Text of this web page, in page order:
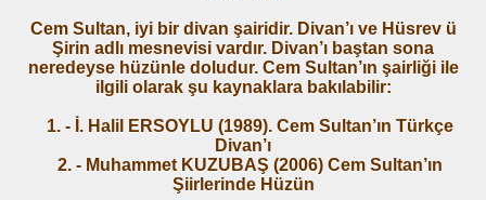
Cem Sultan, iyi bir divan şairidir. Divan’ı ve Hüsrev ü
Şirin adlı mesnevisi vardır. Divan’ı baştan sona
neredeyse hüzünle doludur. Cem Sultan’ın şairliği ile
ilgili olarak şu kaynaklara bakılabilir:
1. - İ. Halil ERSOYLU (1989). Cem Sultan’ın Türkçe
Divan’ı
2. - Muhammet KUZUBAŞ (2006) Cem Sultan’ın
Şiirlerinde Hüzün